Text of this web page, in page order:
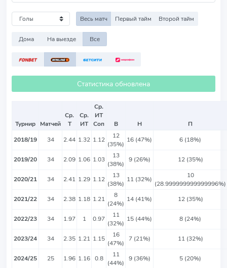
Весь матч Первый тайм Второй тайм
Дома На выезде Все
Статистика обновлена
Турнир Матчей
Ср.
Т
Ср.
ИТ
Ср.
ИТ
Соп
В Н
П
2018/19
34 2.44 1.32 1.12
12
(35%)
16 (47%) 6 (18%)
2019/20 34 2.09 1.06 1.03
13
(38%)
9 (26%) 12 (35%)
2020/21 34 2.41 1.29 1.12
13
(38%)
11 (32%)
10
(28.999999999999996%)
2021/22
34 2.38 1.18 1.21
8
(24%)
14 (41%) 12 (35%)
2022/23 34 1.97 1 0.97
11
(32%)
15 (44%) 8 (24%)
2023/24 34 2.35 1.21 1.15
16
(47%)
7 (21%) 11 (32%)
2024/25 25 1.96 1.16 0.8
11
(44%)
9 (36%) 5 (20%)